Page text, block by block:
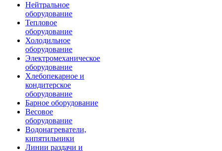
Нейтральное
оборудование
Тепловое
оборудование
Холодильное
оборудование
Электромеханическое
оборудование
Хлебопекарное и
кондитерское
оборудование
Барное оборудование
Весовое
оборудование
Водонагреватели,
кипятильники
Линии раздачи и